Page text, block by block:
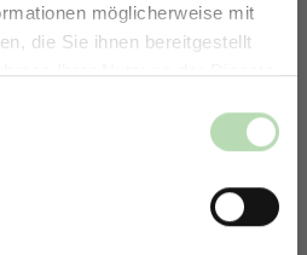
möglicherweise mit
die Sie ihnen bereitgestellt
Ihrer Nutzung der Dienste
Wert ein oder benutze die
RABATT AUF